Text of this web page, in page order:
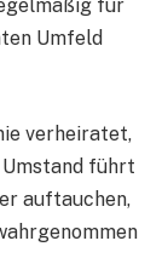
für
Umfeld
verheiratet,
führt
auftauchen,